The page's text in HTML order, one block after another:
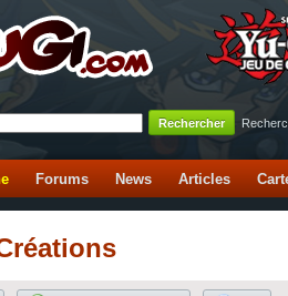
Forums News Articles